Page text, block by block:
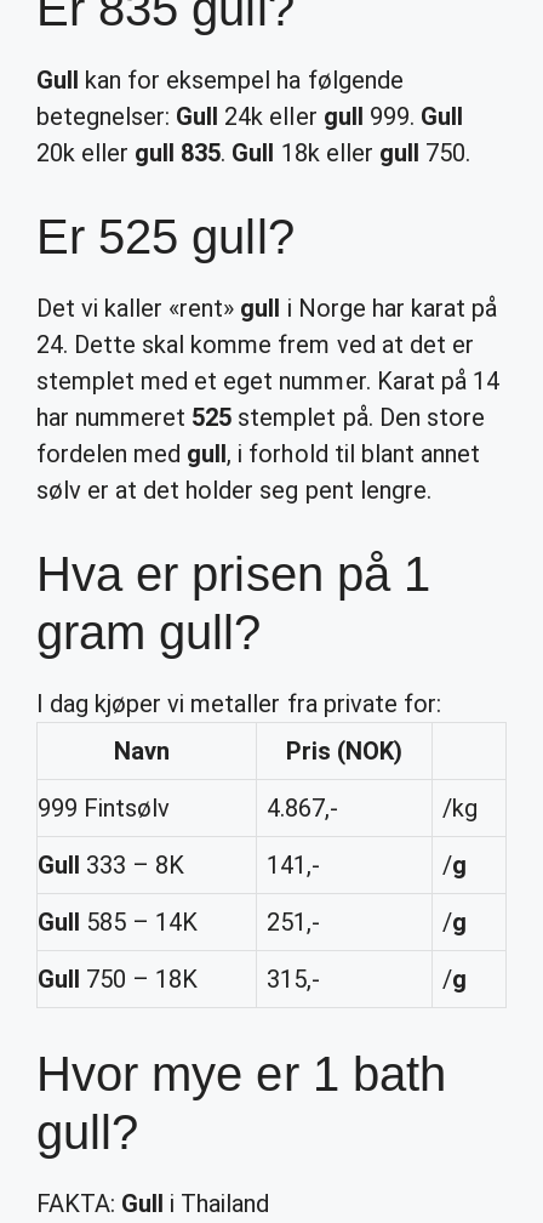
Gull kan for eksempel ha følgende
betegnelser: Gull 24k eller gull 999. Gull
20k eller gull 835. Gull 18k eller gull 750.
Er 525 gull?
Det vi kaller «rent» gull i Norge har karat på
24. Dette skal komme frem ved at det er
stemplet med et eget nummer. Karat på 14
har nummeret 525 stemplet på. Den store
fordelen med gull, i forhold til blant annet
sølv er at det holder seg pent lengre.
Hva er prisen på 1
gram gull?
I dag kjøper vi metaller fra private for:
Navn
Pris (NOK)
999 Fintsølv
4.867,-
/kg
Gull 333 – 8K 141,- /g
Gull 585 – 14K 251,- /g
Gull 750 – 18K 315,- /g
Hvor mye er 1 bath
gull?
FAKTA: Gull i Thailand